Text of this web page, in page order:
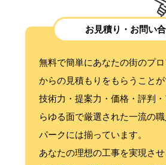
お見積り・お問い
無料で簡単にあなたの街のプ
からの見積もりをもらうことが
技術力・提案力・価格・評判
らゆる面で厳選された一流の
パークには揃っています。
あなたの理想の工事を実現さ